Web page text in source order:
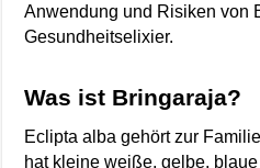
Anwendung und Risiken von
Gesundheitselixier.
Was ist Bringaraja?
Eclipta alba gehört zur
hat kleine weiße, gelbe,